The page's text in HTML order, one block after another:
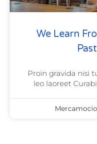
We Learn
Proin gravida nisi
leo laoreet